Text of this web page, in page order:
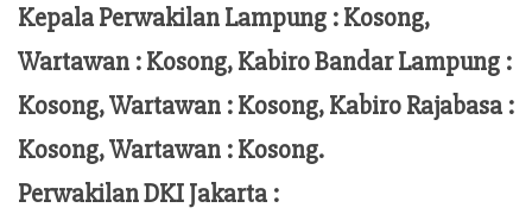
Kepala Perwakilan Lampung :Kosong,
Wartawan : Kosong, Kabiro Bandar Lampung :
Kosong, Wartawan : Kosong, Kabiro Rajabasa :
Kosong, Wartawan : Kosong.
Perwakilan DKI Jakarta :